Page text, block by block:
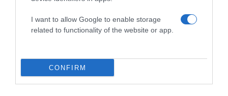
I want to allow Google to enable storage
related to functionality of the website or app.
CONFIRM
Hogyan élj együtt egy érzelmileg elérhetetlen férfival? 8
szakértő tanács